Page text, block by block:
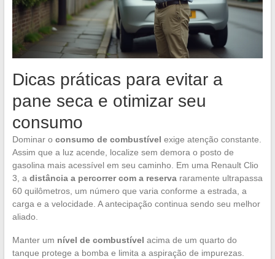
Dicas práticas para evitar a
pane seca e otimizar seu
consumo
Dominar o consumo de combustível exige atenção constante.
Assim que a luz acende, localize sem demora o posto de
gasolina mais acessível em seu caminho. Em uma Renault Clio
3, a distância a percorrer com a reservararamente ultrapassa
60 quilômetros, um número que varia conforme a estrada, a
carga e a velocidade. A antecipação continua sendo seu melhor
aliado.
Manter um nível de combustível acima de um quarto do
tanque protege a bomba e limita a aspiração de impurezas.